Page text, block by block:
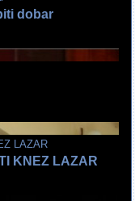
dobar
KNEZ LAZAR